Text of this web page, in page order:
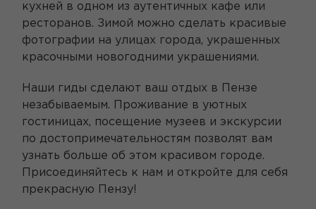
кухней в одном из аутентичных кафе или
ресторанов. Зимой можно сделать красивые
фотографии на улицах города, украшенных
красочными новогодними украшениями.
Наши гиды сделают ваш отдых в Пензе
незабываемым. Проживание в уютных
гостиницах, посещение музеев и экскурсии
по достопримечательностям позволят вам
узнать больше об этом красивом городе.
Присоединяйтесь к нам и откройте для себя
прекрасную Пензу!